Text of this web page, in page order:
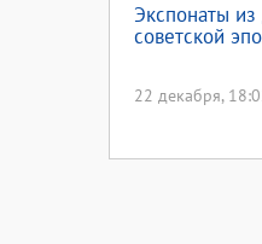
Экспонаты
советской
22 декабря,